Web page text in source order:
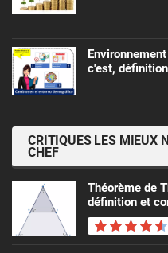
c'est,
CRITIQUES LES MIEUX
CHEF
Théorème de
définition et